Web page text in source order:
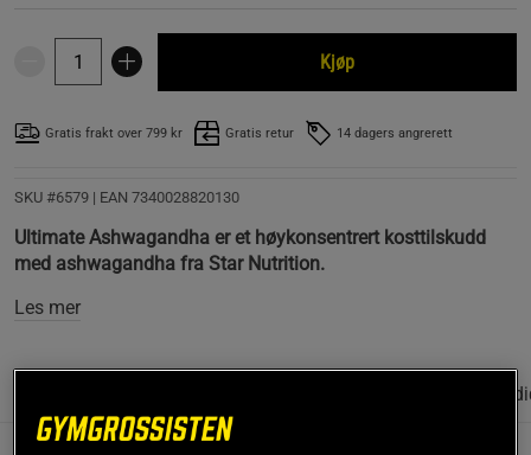
Kjøp
Gratis frakt over 799 kr Gratis retur 14 dagers angrerett
SKU #6579 | EAN 7340028820130
Ultimate Ashwagandha er et høykonsentrert kosttilskudd
med ashwagandha fra Star Nutrition.
Les mer
Næringsinformasjon &